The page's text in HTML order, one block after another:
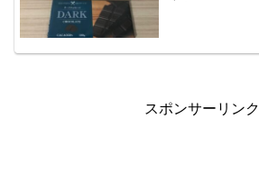
スポンサーリンク